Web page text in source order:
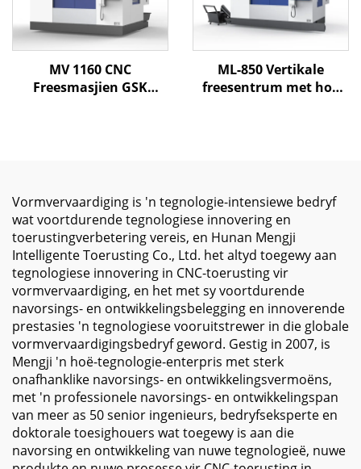
MV 1160 CNC
Freesmasjien GSK
ML-850 Vertikale
freesentrum met hoë
Vormvervaardiging is 'n tegnologie-intensiewe bedryf
wat voortdurende tegnologiese innovering en
toerustingverbetering vereis, en Hunan Mengji
Intelligente Toerusting Co., Ltd. het altyd toegewy aan
tegnologiese innovering in CNC-toerusting vir
vormvervaardiging, en het met sy voortdurende
navorsings- en ontwikkelingsbelegging en innoverende
prestasies 'n tegnologiese vooruitstrewer in die globale
vormvervaardigingsbedryf geword. Gestig in 2007, is
Mengji 'n hoë-tegnologie-enterpris met sterk
onafhanklike navorsings- en ontwikkelingsvermoëns,
met 'n professionele navorsings- en ontwikkelingspan
van meer as 50 senior ingenieurs, bedryfseksperte en
doktorale toesighouers wat toegewy is aan die
navorsing en ontwikkeling van nuwe tegnologieë, nuwe